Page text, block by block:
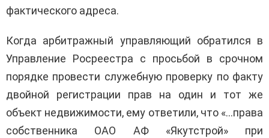
фактического адреса.
Когда арбитражный управляющий обратился в
Управление Росреестра с просьбой в срочном
порядке провести служебную проверку по факту
двойной регистрации прав на один и тот же
объект недвижимости, ему ответили, что «…права
собственника ОАО АФ «Якутстрой» при